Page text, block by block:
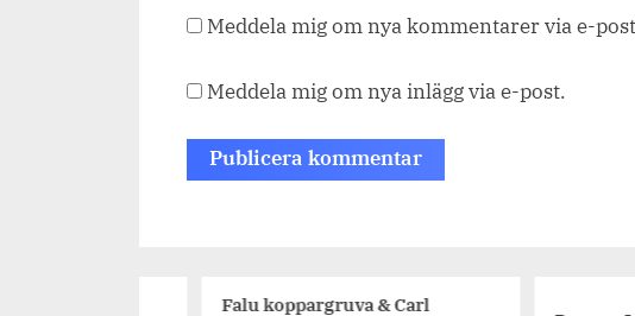
Meddela mig om nya kommentarer via e-
Meddela mig om nya inlägg via e-post.
Falu koppargruva & Carl